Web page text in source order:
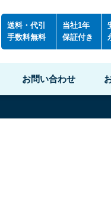
送料・代引
手数料無料
当社1年
保証付き
お問い合わせ